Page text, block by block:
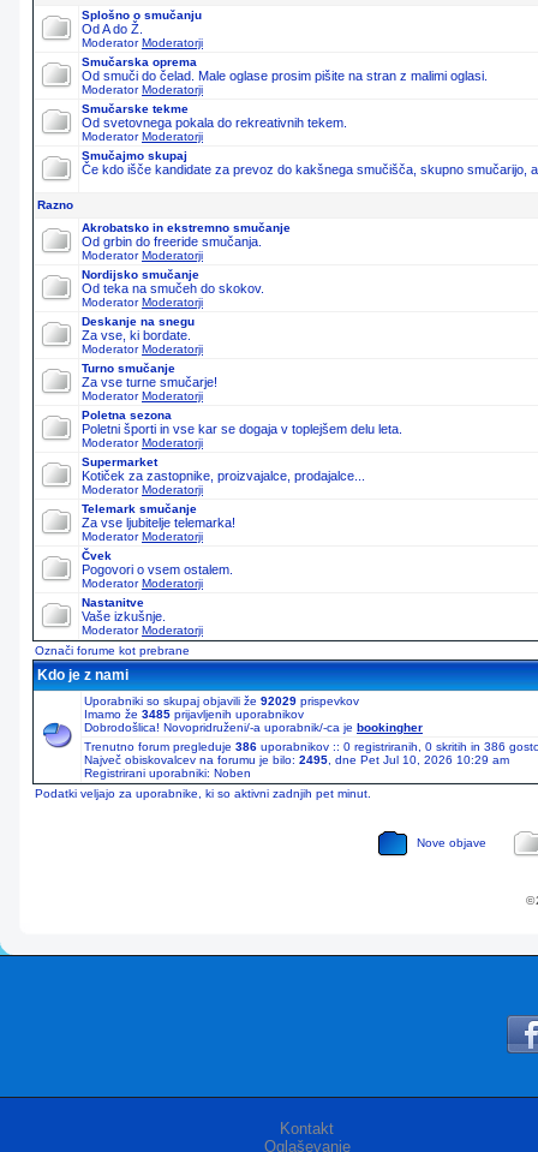
Splošno o smučanju
Od A do Ž.
ModeratorModeratorji
Smučarska oprema
Od smuči do čelad. Male oglase prosim pišite na stran z malimi oglasi.
ModeratorModeratorji
Smučarske tekme
Od svetovnega pokala do rekreativnih tekem.
ModeratorModeratorji
Smučajmo skupaj
Če kdo išče kandidate za prevoz do kakšnega smučišča, skupno smučarijo,
Razno
Akrobatsko in ekstremno smučanje
Od grbin do freeride smučanja.
ModeratorModeratorji
Nordijsko smučanje
Od teka na smučeh do skokov.
ModeratorModeratorji
Deskanje na snegu
Za vse, ki bordate.
ModeratorModeratorji
Turno smučanje
Za vse turne smučarje!
ModeratorModeratorji
Poletna sezona
Poletni športi in vse kar se dogaja v toplejšem delu leta.
ModeratorModeratorji
Supermarket
Kotiček za zastopnike, proizvajalce, prodajalce...
ModeratorModeratorji
Telemark smučanje
Za vse ljubitelje telemarka!
ModeratorModeratorji
Čvek
Pogovori o vsem ostalem.
ModeratorModeratorji
Nastanitve
Vaše izkušnje.
ModeratorModeratorji
Označi forume kot prebrane
Kdo je z nami
Uporabniki so skupaj objavili že 92029 prispevkov
Imamo že 3485 prijavljenih uporabnikov
Dobrodošlica! Novopridruženi/-a uporabnik/-ca je bookingher
Trenutno forum pregleduje 386 uporabnikov :: 0 registriranih, 0 skritih in 386
Največ obiskovalcev na forumu je bilo: 2495 , dne Pet Jul 10, 2026 10:29 am
Registrirani uporabniki: Noben
Podatki veljajo za uporabnike, ki so aktivni zadnjih pet minut.
Nove objave
©
Kontakt
Oglaševanje